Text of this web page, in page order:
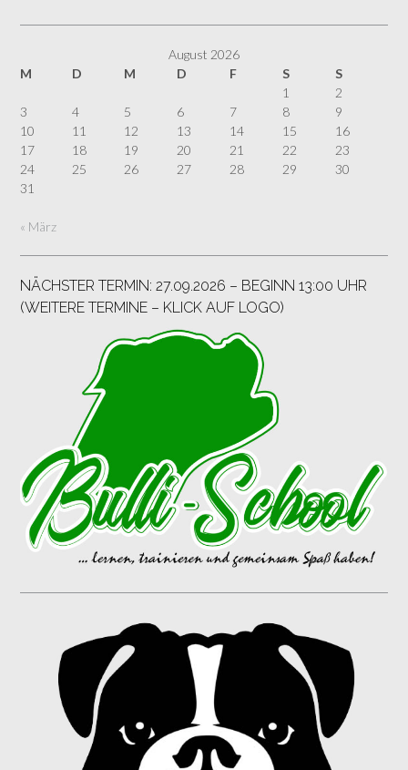
August 2026
M
D M D F S
S
1
2
3
4 5 6 7 8
9
10
11 12 13 14 15
16
17
18 19 20 21 22
23
24
25 26 27 28 29
30
31
« März
NÄCHSTER TERMIN: 27.09.2026 – BEGINN 13:00 UHR
(WEITERE TERMINE – KLICK AUF LOGO)